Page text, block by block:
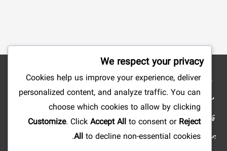
نوٹ: شائع کردہ مضامین وکتب کے جملہ حقوق بحق ناشرین ومصنفین محفوظ ہیں۔ ہمارا
مقصد صرف علم وتحقیق وتلاش وجستجو میں سہولت پیدا کرنا ہے، لہذا: ویب سائٹ کا مالی
فائدہ کے لئے استعمال کرنا منوع ہے، آپ علمی مضامین ومستند دینی کتابیں ارسال فرما کر
ہمارا تعاون کرسکتے ہیں اور رب کریم کے یہاں اجر عظیم پا سکتے ہیں۔ اور اگر آپ کو کہیں بھی
We respect your privacy
Cookies help us improve your experience, deliver
personalized content, and analyze traffic. You can
choose which cookies to allow by clicking
Customize. ClickAccept Allto consent orReject
Allto decline non-essential cookies.